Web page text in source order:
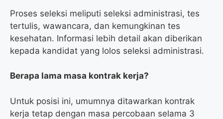
Proses seleksi meliputi seleksi administrasi, tes
tertulis, wawancara, dan kemungkinan tes
kesehatan. Informasi lebih detail akan diberikan
kepada kandidat yang lolos seleksi administrasi.
Berapa lama masa kontrak kerja?
Untuk posisi ini, umumnya ditawarkan kontrak
kerja tetap dengan masa percobaan selama 3